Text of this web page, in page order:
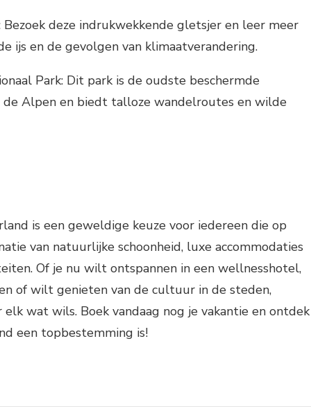
Bezoek deze indrukwekkende gletsjer en leer meer
ijs en de gevolgen van klimaatverandering.
Park: Dit park is de oudste beschermde
de Alpen en biedt talloze wandelroutes en wilde
is een geweldige keuze voor iedereen die op
van natuurlijke schoonheid, luxe accommodaties
Of je nu wilt ontspannen in een wellnesshotel,
of wilt genieten van de cultuur in de steden,
wat wils. Boek vandaag nog je vakantie en ontdek
een topbestemming is!